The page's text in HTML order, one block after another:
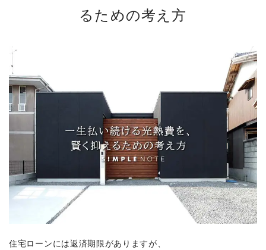
るための考え方
住宅ローンには返済期限がありますが、